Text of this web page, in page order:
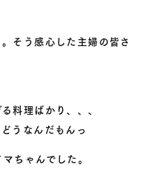
そう感心した主婦の皆さ
料理ばかり、、、
うなんだもんっ
ちゃんでした。